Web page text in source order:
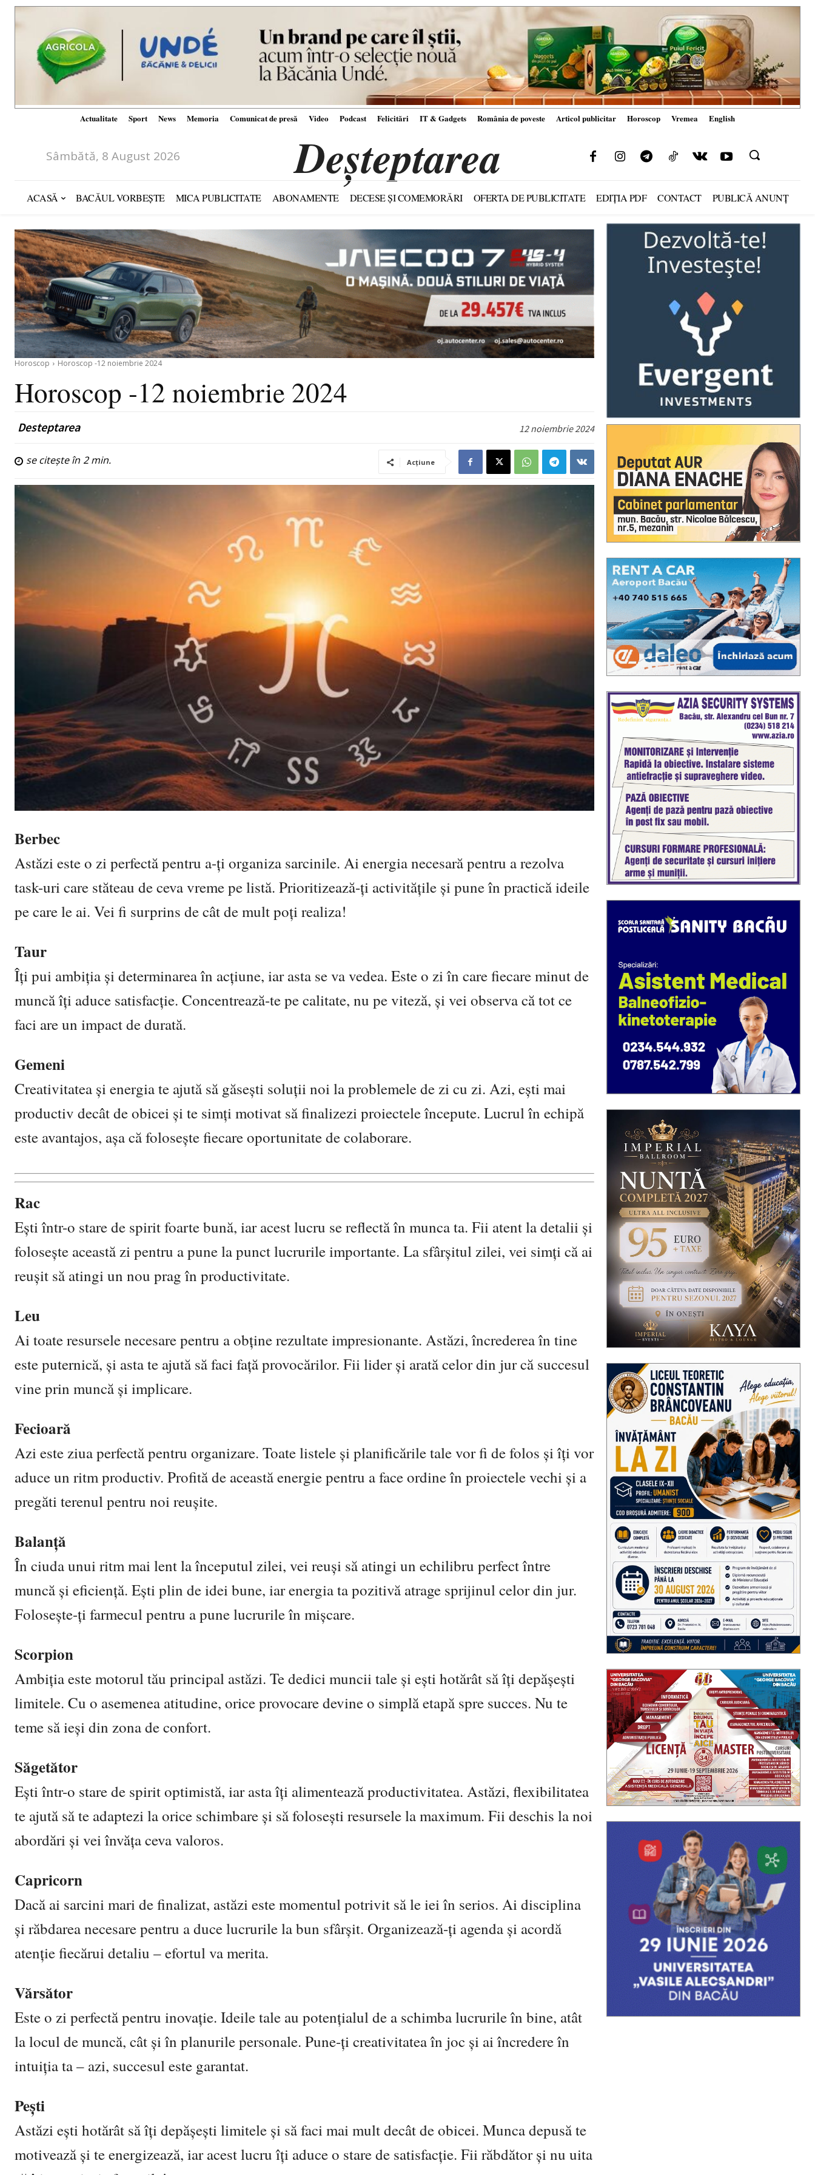
Actualitate Sport News Memoria Comunicat de presă Video Podcast Felicitări IT & Gadgets România de poveste Articol publicitar Horoscop Vremea English
Sâmbătă, 8 August 2026 Deșteptarea
ACASĂ BACĂUL VORBEȘTE MICA PUBLICITATE ABONAMENTE DECESE ȘI COMEMORĂRI OFERTA DE PUBLICITATE EDIȚIA PDF CONTACT PUBLICĂ ANUNȚ
Horoscop Horoscop -12 noiembrie 2024
Horoscop -12 noiembrie 2024
Desteptarea 12 noiembrie 2024
se citește în 2min. Acțiune
Berbec
Astăzi este o zi perfectă pentru a-ți organiza sarcinile. Ai energia necesară pentru a rezolva
task-uri care stăteau de ceva vreme pe listă. Prioritizează-ți activitățile și pune în practică ideile
pe care le ai. Vei fi surprins de cât de mult poți realiza!
Taur
Îți pui ambiția și determinarea în acțiune, iar asta se va vedea. Este o zi în care fiecare minut de
muncă îți aduce satisfacție. Concentrează-te pe calitate, nu pe viteză, și vei observa că tot ce
faci are un impact de durată.
Gemeni
Creativitatea și energia te ajută să găsești soluții noi la problemele de zi cu zi. Azi, ești mai
productiv decât de obicei și te simți motivat să finalizezi proiectele începute. Lucrul în echipă
este avantajos, așa că folosește fiecare oportunitate de colaborare.
Rac
Ești într-o stare de spirit foarte bună, iar acest lucru se reflectă în munca ta. Fii atent la detalii și
folosește această zi pentru a pune la punct lucrurile importante. La sfârșitul zilei, vei simți că ai
reușit să atingi un nou prag în productivitate.
Leu
Ai toate resursele necesare pentru a obține rezultate impresionante. Astăzi, încrederea în tine
este puternică, și asta te ajută să faci față provocărilor. Fii lider și arată celor din jur că succesul
vine prin muncă și implicare.
Fecioară
Azi este ziua perfectă pentru organizare. Toate listele și planificările tale vor fi de folos și îți vor
aduce un ritm productiv. Profită de această energie pentru a face ordine în proiectele vechi și a
pregăti terenul pentru noi reușite.
Balanță
În ciuda unui ritm mai lent la începutul zilei, vei reuși să atingi un echilibru perfect între
muncă și eficiență. Ești plin de idei bune, iar energia ta pozitivă atrage sprijinul celor din jur.
Folosește-ți farmecul pentru a pune lucrurile în mișcare.
Scorpion
Ambiția este motorul tău principal astăzi. Te dedici muncii tale și ești hotărât să îți depășești
limitele. Cu o asemenea atitudine, orice provocare devine o simplă etapă spre succes. Nu te
teme să ieși din zona de confort.
Săgetător
Ești într-o stare de spirit optimistă, iar asta îți alimentează productivitatea. Astăzi, flexibilitatea
te ajută să te adaptezi la orice schimbare și să folosești resursele la maximum. Fii deschis la noi
abordări și vei învăța ceva valoros.
Capricorn
Dacă ai sarcini mari de finalizat, astăzi este momentul potrivit să le iei în serios. Ai disciplina
și răbdarea necesare pentru a duce lucrurile la bun sfârșit. Organizează-ți agenda și acordă
atenție fiecărui detaliu – efortul va merita.
Vărsător
Este o zi perfectă pentru inovație. Ideile tale au potențialul de a schimba lucrurile în bine, atât
la locul de muncă, cât și în planurile personale. Pune-ți creativitatea în joc și ai încredere în
intuiția ta – azi, succesul este garantat.
Pești
Astăzi ești hotărât să îți depășești limitele și să faci mai mult decât de obicei. Munca depusă te
motivează și te energizează, iar acest lucru îți aduce o stare de satisfacție. Fii răbdător și nu uita